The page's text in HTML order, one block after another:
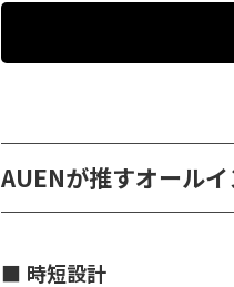
AUENが推すオール
時短設計